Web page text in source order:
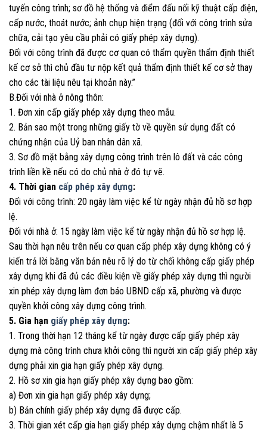
tuyến công trình; sơ đồ hệ thống và điểm đấu nối kỹ thuật cấp điện,
cấp nước, thoát nước; ảnh chụp hiện trạng (đối với công trình sửa
chữa, cải tạo yêu cầu phải có giấy phép xây dựng).
Đối với công trình đã được cơ quan có thẩm quyền thẩm định thiết
kế cơ sở thì chủ đầu tư nộp kết quả thẩm định thiết kế cơ sở thay
cho các tài liệu nêu tại khoản này.”
B.Đối với nhà ở nông thôn:
1. Đơn xin cấp giấy phép xây dựng theo mẫu.
2. Bản sao một trong những giấy tờ về quyền sử dụng đất có
chứng nhận của Uỷ ban nhân dân xã.
3. Sơ đồ mặt bằng xây dựng công trình trên lô đất và các công
trình liền kề nếu có do chủ nhà ở đó tự vẽ.
4. Thời gian cấp phép xây dựng:
Đối với công trình: 20 ngày làm việc kể từ ngày nhận đủ hồ sơ hợp
lệ.
Đối với nhà ở: 15 ngày làm việc kể từ ngày nhận đủ hồ sơ hợp lệ.
Sau thời hạn nêu trên nếu cơ quan cấp phép xây dựng không có ý
kiến trả lời bằng văn bản nêu rõ lý do từ chối không cấp giấy phép
xây dựng khi đã đủ các điều kiện về giấy phép xây dựng thì người
xin phép xây dựng làm đơn báo UBND cấp xã, phường và được
quyền khởi công xây dựng công trình.
5. Gia hạn giấy phép xây dựng:
1. Trong thời hạn 12 tháng kể từ ngày được cấp giấy phép xây
dựng mà công trình chưa khởi công thì người xin cấp giấy phép xây
dựng phải xin gia hạn giấy phép xây dựng.
2. Hồ sơ xin gia hạn giấy phép xây dựng bao gồm:
a) Đơn xin gia hạn giấy phép xây dựng;
b) Bản chính giấy phép xây dựng đã được cấp.
3. Thời gian xét cấp gia hạn giấy phép xây dựng chậm nhất là 5